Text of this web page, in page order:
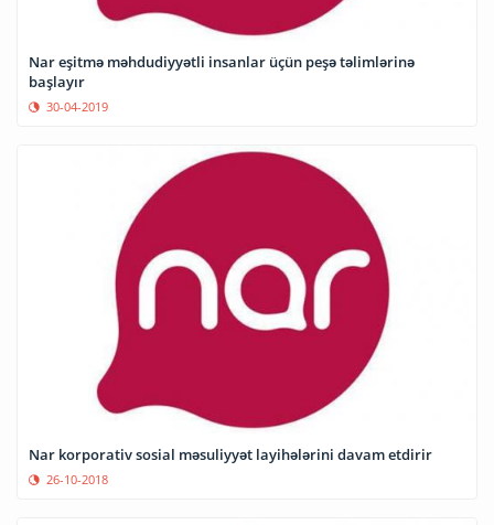
Nar eşitmə məhdudiyyətli insanlar üçün peşə təlimlərinə
başlayır
30-04-2019
Nar korporativ sosial məsuliyyət layihələrini davam etdirir
26-10-2018